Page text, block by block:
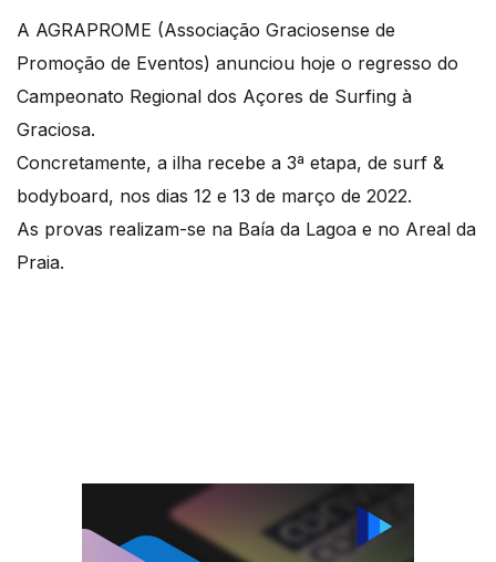
A AGRAPROME (Associação Graciosense de
Promoção de Eventos) anunciou hoje o regresso do
Campeonato Regional dos Açores de Surfing à
Graciosa.
Concretamente, a ilha recebe a 3ª etapa, de surf &
bodyboard, nos dias 12 e 13 de março de 2022.
As provas realizam-se na Baía da Lagoa e no Areal da
Praia.